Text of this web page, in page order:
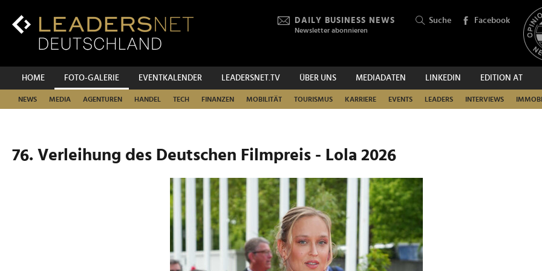
Inhalt
Hauptnavigation
DAILY BUSINESS NEWS
Newsletter abonnieren
Suche Facebook
HOME FOTO-GALERIE EVENTKALENDER LEADERSNET.TV ÜBER UNS MEDIADATEN LINKEDIN EDITION AT
NEWS MEDIA AGENTUREN HANDEL TECH FINANZEN MOBILITÄT TOURISMUS KARRIERE EVENTS LEADERS INTERVIEWS
SUCHEN
76. Verleihung des Deutschen Filmpreis - Lola 2026